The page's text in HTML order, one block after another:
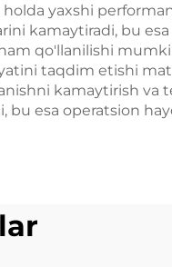
yaxshi
kamaytiradi, bu
qo'llanilishi
taqdim etishi
kamaytirish va
bu esa operatsion